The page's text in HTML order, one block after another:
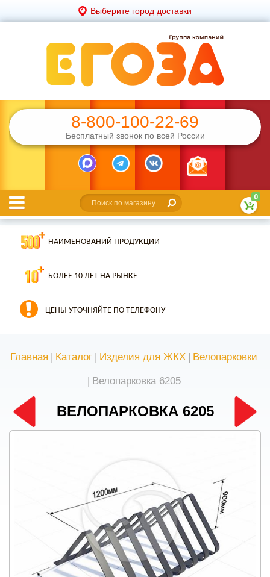
Выберите город доставки
8-800-100-22-69
Бесплатный звонок по всей России
0
НАИМЕНОВАНИЙ ПРОДУКЦИИ
БОЛЕЕ 10 ЛЕТ НА РЫНКЕ
ЦЕНЫ УТОЧНЯЙТЕ ПО ТЕЛЕФОНУ
Главная | Каталог | Изделия для ЖКХ | Велопарковки
| Велопарковка 6205
ВЕЛОПАРКОВКА 6205